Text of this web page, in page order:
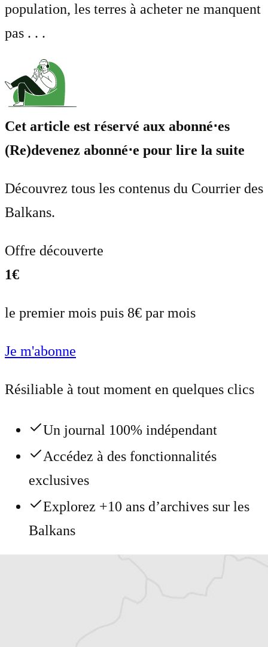
population, les terres à acheter ne manquent
pas . . .
Cet article est réservé aux abonné⋅es
(Re)devenez abonné⋅e pour lire la suite
Découvrez tous les contenus du Courrier des
Balkans.
Offre découverte
1€
le premier mois puis 8€ par mois
Je m'abonne
Résiliable à tout moment en quelques clics
Un journal 100% indépendant
Accédez à des fonctionnalités
exclusives
Explorez +10 ans d’archives sur les
Balkans